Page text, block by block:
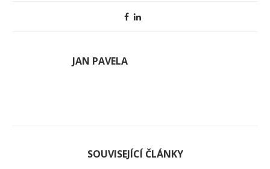
JAN PAVELA
SOUVISEJÍCÍ ČLÁNKY